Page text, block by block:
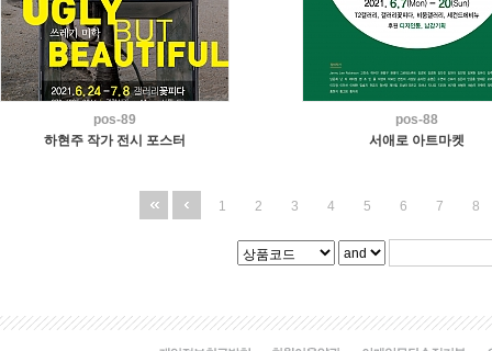
pos-89
하현주 작가 전시 포스터
pos-88
서애로 아트마켓
1 2 3 4 5 6 7 8